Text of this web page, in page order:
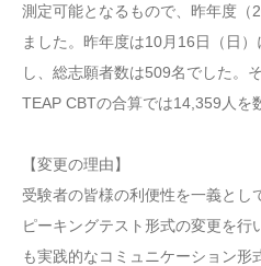
測定可能となるもので、昨年度（
ました。昨年度は10月16日（日
し、総志願者数は509名でした。
TEAP CBTの合算では14,359人を
【変更の理由】
受験者の皆様の利便性を一義とし
ピーキングテスト形式の変更を行
も実践的なコミュニケーション形